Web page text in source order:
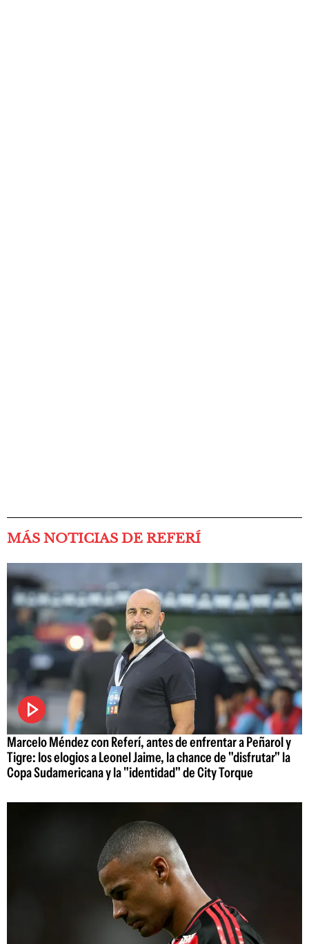
MÁS NOTICIAS DE REFERÍ
Marcelo Méndez con Referí, antes de enfrentar a Peñarol y
Tigre: los elogios a Leonel Jaime, la chance de "disfrutar" la
Copa Sudamericana y la "identidad" de City Torque